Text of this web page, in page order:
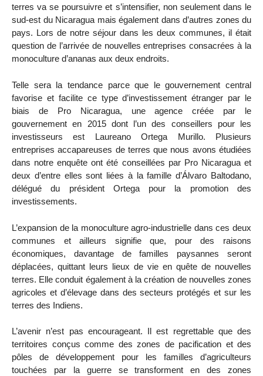
terres va se poursuivre et s’intensifier, non seulement dans le
sud-est du Nicaragua mais également dans d’autres zones du
pays. Lors de notre séjour dans les deux communes, il était
question de l’arrivée de nouvelles entreprises consacrées à la
monoculture d’ananas aux deux endroits.
Telle sera la tendance parce que le gouvernement central
favorise et facilite ce type d’investissement étranger par le
biais de Pro Nicaragua, une agence créée par le
gouvernement en 2015 dont l’un des conseillers pour les
investisseurs est Laureano Ortega Murillo. Plusieurs
entreprises accapareuses de terres que nous avons étudiées
dans notre enquête ont été conseillées par Pro Nicaragua et
deux d’entre elles sont liées à la famille d’Álvaro Baltodano,
délégué du président Ortega pour la promotion des
investissements.
L’expansion de la monoculture agro-industrielle dans ces deux
communes et ailleurs signifie que, pour des raisons
économiques, davantage de familles paysannes seront
déplacées, quittant leurs lieux de vie en quête de nouvelles
terres. Elle conduit également à la création de nouvelles zones
agricoles et d’élevage dans des secteurs protégés et sur les
terres des Indiens.
L’avenir n’est pas encourageant. Il est regrettable que des
territoires conçus comme des zones de pacification et des
pôles de développement pour les familles d’agriculteurs
touchées par la guerre se transforment en des zones